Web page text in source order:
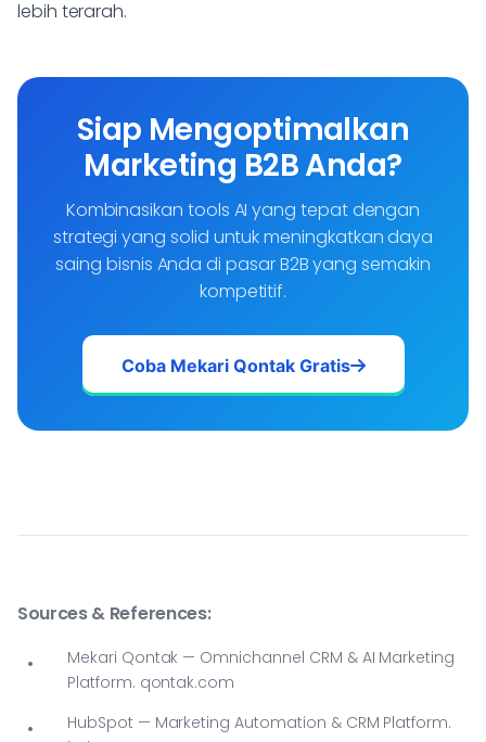
lebih terarah.
Siap Mengoptimalkan
Marketing B2B Anda?
Kombinasikan tools AI yang tepat dengan
strategi yang solid untuk meningkatkan daya
saing bisnis Anda di pasar B2B yang semakin
kompetitif.
Coba Mekari Qontak Gratis
Sources & References:
Mekari Qontak — Omnichannel CRM & AI Marketing
Platform. qontak.com
HubSpot — Marketing Automation & CRM Platform.